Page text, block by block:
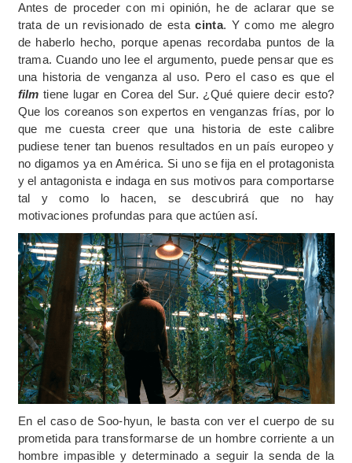
Antes de proceder con mi opinión, he de aclarar que se
trata de un revisionado de estacinta. Y como me alegro
de haberlo hecho, porque apenas recordaba puntos de la
trama. Cuando uno lee el argumento, puede pensar que es
una historia de venganza al uso. Pero el caso es que el
film tiene lugar en Corea del Sur. ¿Qué quiere decir esto?
Que los coreanos son expertos en venganzas frías, por lo
que me cuesta creer que una historia de este calibre
pudiese tener tan buenos resultados en un país europeo y
no digamos ya en América. Si uno se fija en el protagonista
y el antagonista e indaga en sus motivos para comportarse
tal y como lo hacen, se descubrirá que no hay
motivaciones profundas para que actúen así.
En el caso de Soo-hyun, le basta con ver el cuerpo de su
prometida para transformarse de un hombre corriente a un
hombre impasible y determinado a seguir la senda de la